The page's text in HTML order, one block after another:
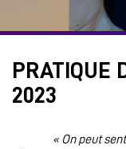
PRATIQUE
2023
« On peut